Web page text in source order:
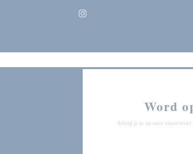
Instagram ((opent in een nieuw
Word
Schrijf je in op onze nieuwsbrief